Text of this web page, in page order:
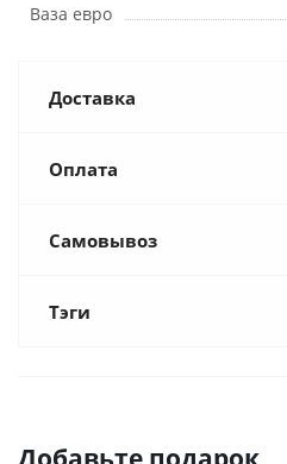
Ваза евро
Доставка
Оплата
Самовывоз
Тэги